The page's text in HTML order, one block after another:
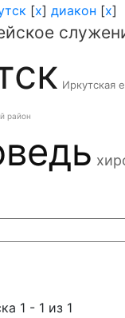
[x] диакон [x]
Иркутская
район
1 - 1 из 1